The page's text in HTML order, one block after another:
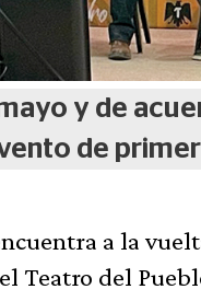
y de
de
a la
Teatro del